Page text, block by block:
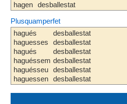
hagen desballestat
Plusquamperfet
hagués
haguesses
hagués
haguéssem
haguésseu
haguessen
desballestat
desballestat
desballestat
desballestat
desballestat
desballestat